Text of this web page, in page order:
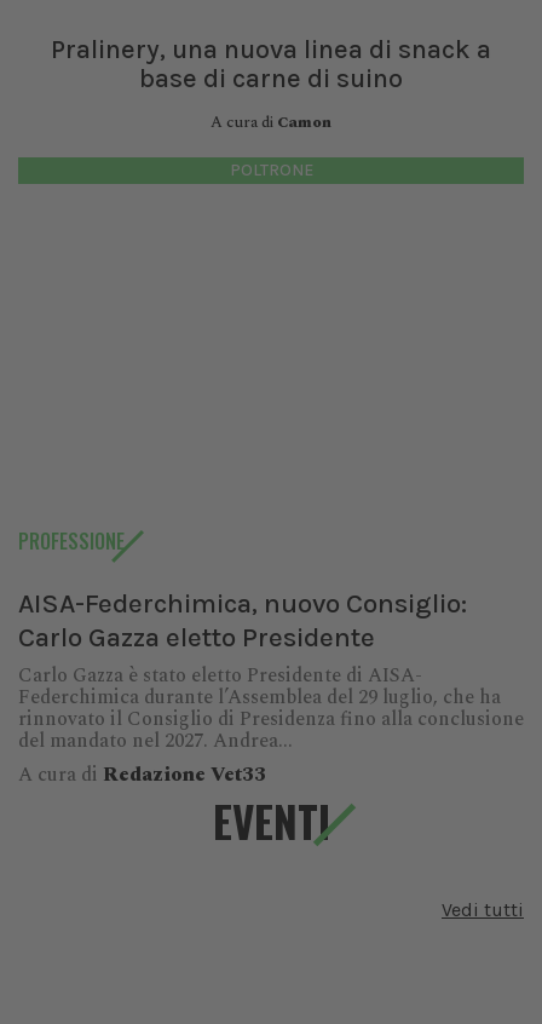
Pralinery, una nuova linea di snack a
base di carne di suino
A cura di Camon
POLTRONE
PROFESSIONE
AISA-Federchimica, nuovo Consiglio:
Carlo Gazza eletto Presidente
Carlo Gazza è stato eletto Presidente di AISA-
Federchimica durante l’Assemblea del 29 luglio, che ha
rinnovato il Consiglio di Presidenza fino alla conclusione
del mandato nel 2027. Andrea...
A cura di Redazione Vet33
EVENTI
Vedi tutti